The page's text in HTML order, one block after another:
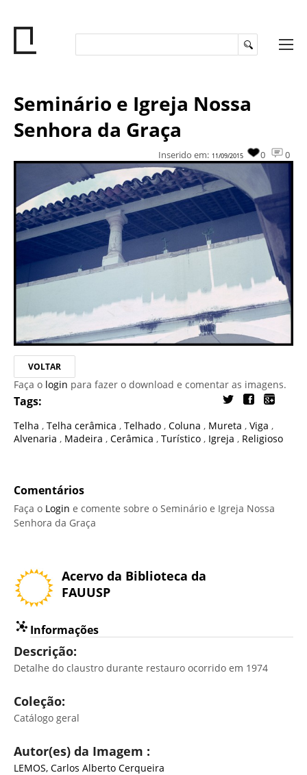
Seminário e Igreja Nossa
Senhora da Graça
0
0
Inserido em: 11/09/2015
VOLTAR
Faça o login para fazer o download e comentar as imagens.
Tags:
Telha , Telha cerâmica , Telhado , Coluna , Mureta , Viga ,
Alvenaria , Madeira , Cerâmica , Turístico , Igreja , Religioso
Comentários
Faça o Login e comente sobre o Seminário e Igreja Nossa
Senhora da Graça
Acervo da Biblioteca da
FAUUSP
Informações
Descrição:
Detalhe do claustro durante restauro ocorrido em 1974
Coleção:
Catálogo geral
Autor(es) da Imagem :
LEMOS, Carlos Alberto Cerqueira